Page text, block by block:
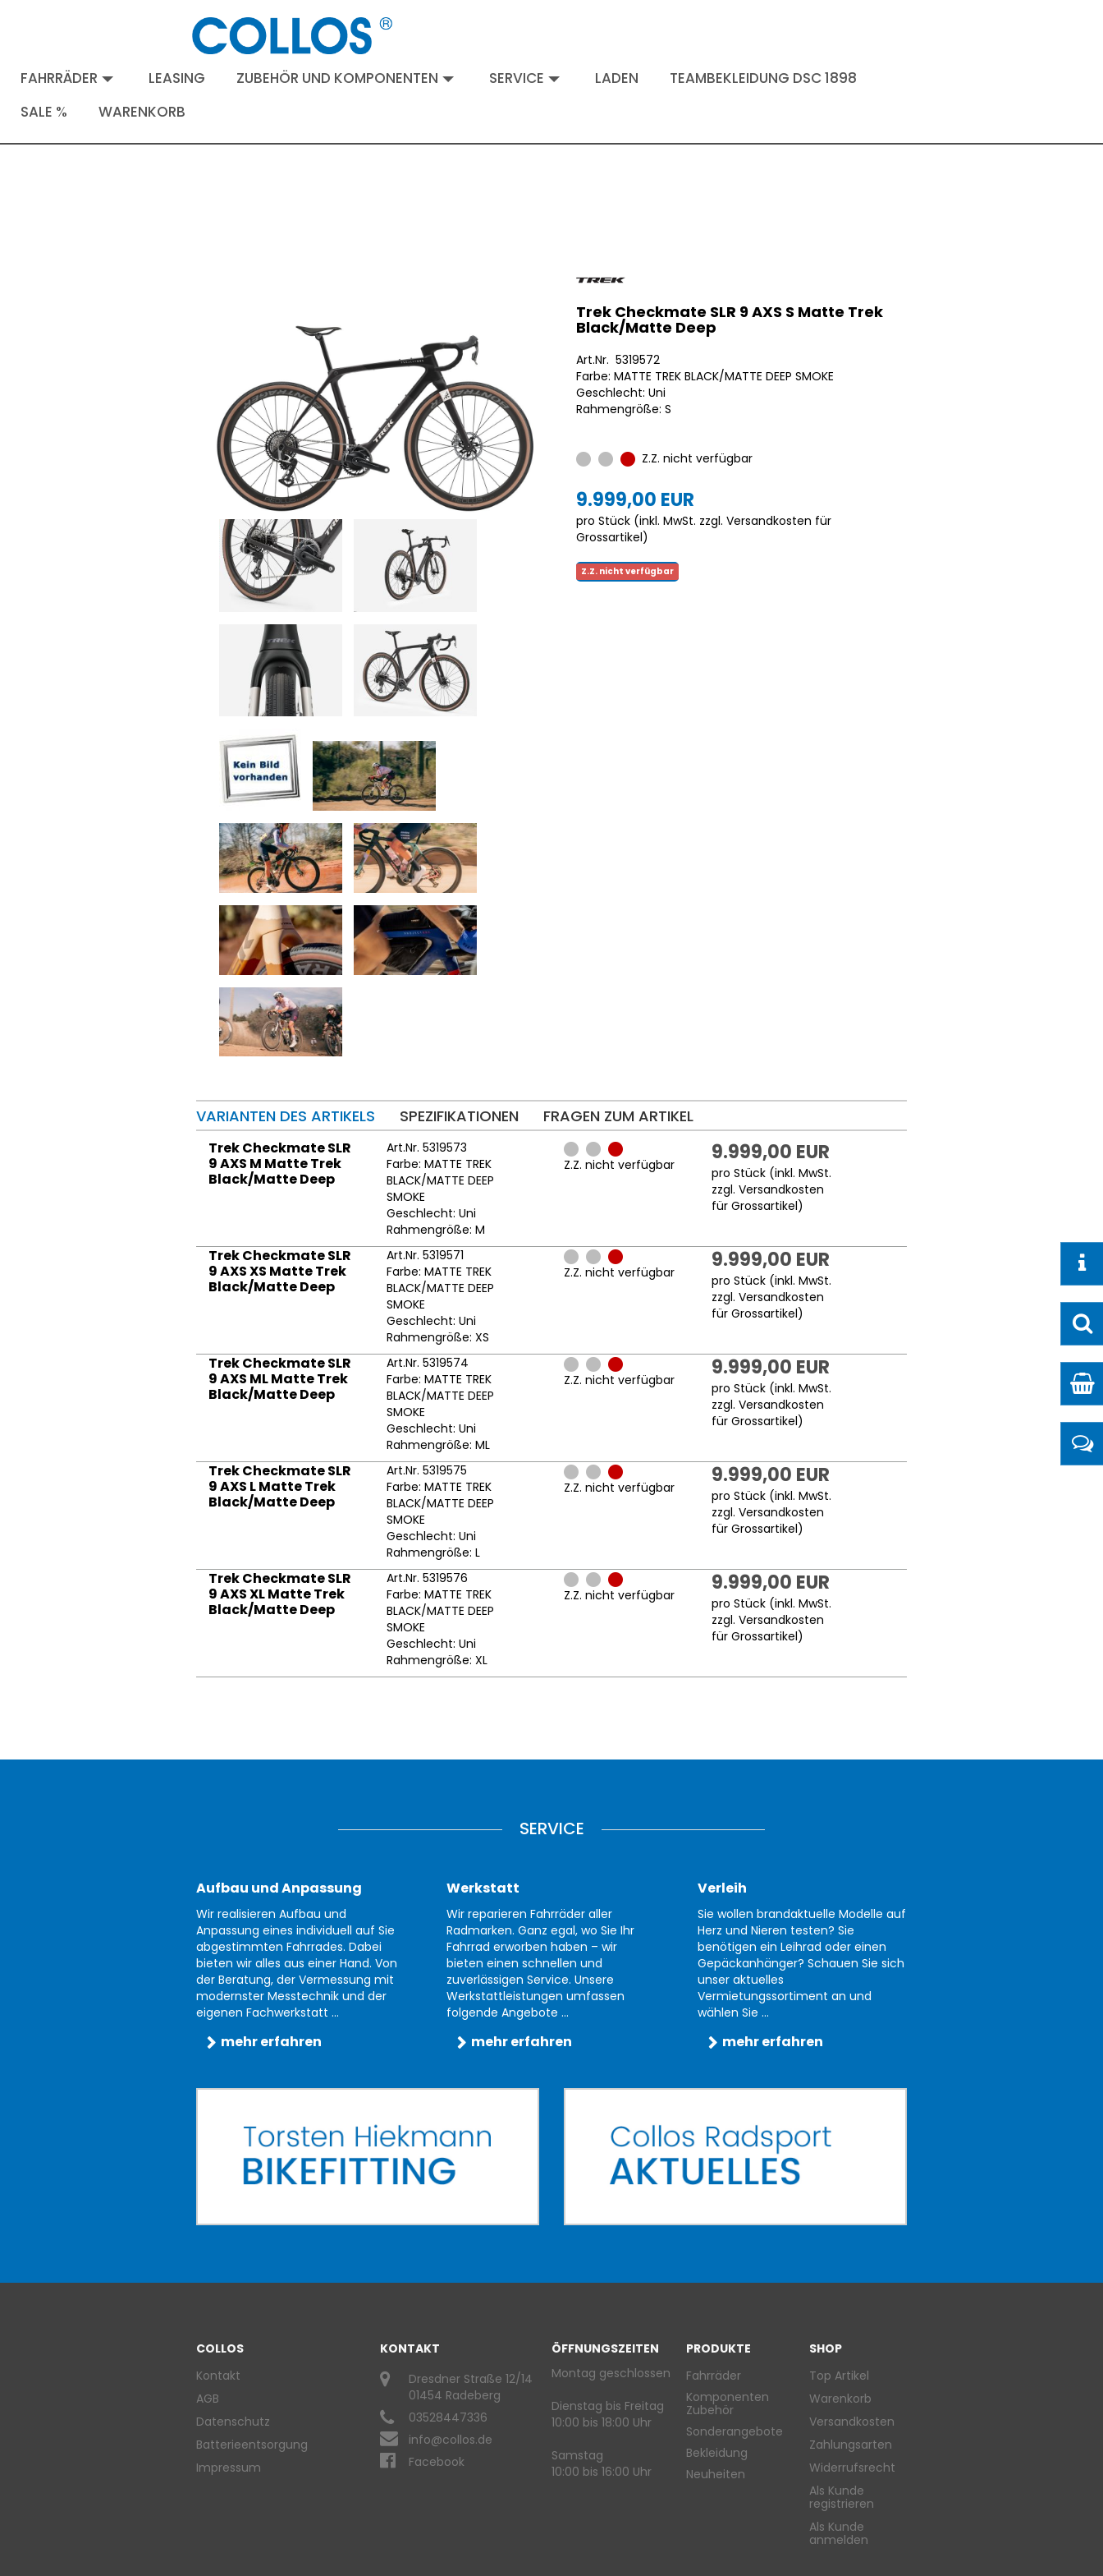
FAHRRÄDER LEASING ZUBEHÖR UND KOMPONENTEN SERVICE LADEN
TEAMBEKLEIDUNG DSC 1898
SALE %
WARENKORB
Trek Checkmate SLR 9 AXS S Matte Trek
Black/Matte Deep
Art.Nr. 5319572
Farbe: MATTE TREK BLACK/MATTE DEEP SMOKE
Geschlecht: Uni
Rahmengröße: S
Z.Z. nicht verfügbar
9.999,00 EUR
pro Stück (inkl. MwSt. zzgl. Versandkosten für
Grossartikel)
Z.Z. nicht verfügbar
VARIANTEN DES ARTIKELS SPEZIFIKATIONEN FRAGEN ZUM ARTIKEL
Trek Checkmate SLR
9 AXS M Matte Trek
Black/Matte Deep
Art.Nr. 5319573
Farbe: MATTE TREK
BLACK/MATTE DEEP
SMOKE
Geschlecht: Uni
Rahmengröße: M
Z.Z. nicht verfügbar 9.999,00 EUR
pro Stück (inkl. MwSt.
zzgl.Versandkosten
für Grossartikel)
Trek Checkmate SLR
9 AXS XS Matte Trek
Black/Matte Deep
Art.Nr. 5319571
Farbe: MATTE TREK
BLACK/MATTE DEEP
SMOKE
Geschlecht: Uni
Rahmengröße: XS
Z.Z. nicht verfügbar 9.999,00 EUR
pro Stück (inkl. MwSt.
zzgl.Versandkosten
für Grossartikel)
Trek Checkmate SLR
9 AXS ML Matte Trek
Black/Matte Deep
Art.Nr. 5319574
Farbe: MATTE TREK
BLACK/MATTE DEEP
SMOKE
Geschlecht: Uni
Rahmengröße: ML
Z.Z. nicht verfügbar 9.999,00 EUR
pro Stück (inkl. MwSt.
zzgl.Versandkosten
für Grossartikel)
Trek Checkmate SLR
9 AXS L Matte Trek
Black/Matte Deep
Art.Nr. 5319575
Farbe: MATTE TREK
BLACK/MATTE DEEP
SMOKE
Geschlecht: Uni
Rahmengröße: L
Z.Z. nicht verfügbar 9.999,00 EUR
pro Stück (inkl. MwSt.
zzgl.Versandkosten
für Grossartikel)
Trek Checkmate SLR
9 AXS XL Matte Trek
Black/Matte Deep
Art.Nr. 5319576
Farbe: MATTE TREK
BLACK/MATTE DEEP
SMOKE
Geschlecht: Uni
Rahmengröße: XL
Z.Z. nicht verfügbar 9.999,00 EUR
pro Stück (inkl. MwSt.
zzgl.Versandkosten
für Grossartikel)
SERVICE
Aufbau und Anpassung
Wir realisieren Aufbau und
Anpassung eines individuell auf Sie
abgestimmten Fahrrades. Dabei
bieten wir alles aus einer Hand. Von
der Beratung, der Vermessung mit
modernster Messtechnik und der
eigenen Fachwerkstatt ...
mehr erfahren
Werkstatt
Wir reparieren Fahrräder aller
Radmarken. Ganz egal, wo Sie Ihr
Fahrrad erworben haben – wir
bieten einen schnellen und
zuverlässigen Service. Unsere
Werkstattleistungen umfassen
folgende Angebote ...
mehr erfahren
Verleih
Sie wollen brandaktuelle Modelle auf
Herz und Nieren testen? Sie
benötigen ein Leihrad oder einen
Gepäckanhänger? Schauen Sie sich
unser aktuelles
Vermietungssortiment an und
wählen Sie ...
mehr erfahren
COLLOS
Kontakt
AGB
Datenschutz
Batterieentsorgung
Impressum
KONTAKT
Dresdner Straße 12/14
01454 Radeberg
03528447336
info@collos.de
Facebook
ÖFFNUNGSZEITEN
Montag geschlossen
Dienstag bis Freitag
10:00 bis 18:00 Uhr
Samstag
10:00 bis 16:00 Uhr
PRODUKTE
Fahrräder
Komponenten
Zubehör
Sonderangebote
Bekleidung
Neuheiten
SHOP
Top Artikel
Warenkorb
Versandkosten
Zahlungsarten
Widerrufsrecht
Als Kunde
registrieren
Als Kunde
anmelden